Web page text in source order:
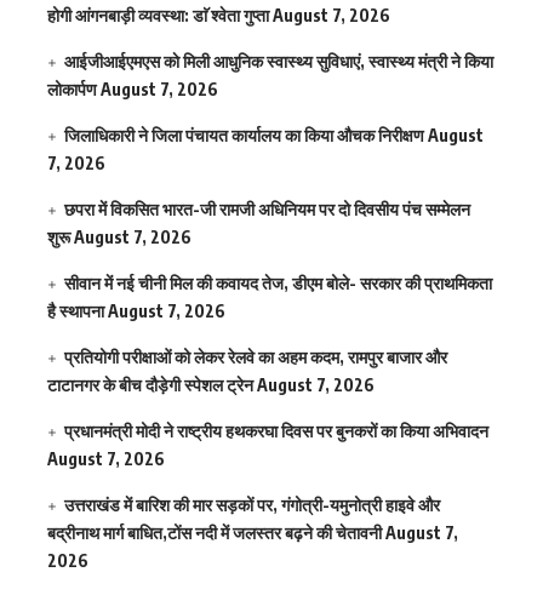
होगी आंगनबाड़ी व्यवस्था: डाॅ श्वेता गुप्ताAugust 7, 2026
आईजीआईएमएस काे मिली आधुनिक स्वास्थ्य सुविधाएं, स्वास्थ्य मंत्री ने किया
लोकार्पणAugust 7, 2026
जिलाधिकारी ने जिला पंचायत कार्यालय का किया औचक निरीक्षणAugust
7, 2026
छपरा में विकसित भारत-जी रामजी अधिनियम पर दो दिवसीय पंच सम्मेलन
शुरूAugust 7, 2026
सीवान में नई चीनी मिल की कवायद तेज, डीएम बोले- सरकार की प्राथमिकता
है स्थापनाAugust 7, 2026
प्रतियोगी परीक्षाओं को लेकर रेलवे का अहम कदम, रामपुर बाजार और
टाटानगर के बीच दौड़ेगी स्पेशल ट्रेनAugust 7, 2026
प्रधानमंत्री मोदी ने राष्ट्रीय हथकरघा दिवस पर बुनकरों का किया अभिवादन
August 7, 2026
उत्तराखंड में बारिश की मार सड़कों पर, गंगोत्री-यमुनोत्री हाइवे और
बद्रीनाथ मार्ग बाधित,टोंस नदी में जलस्तर बढ़ने की चेतावनीAugust 7,
2026